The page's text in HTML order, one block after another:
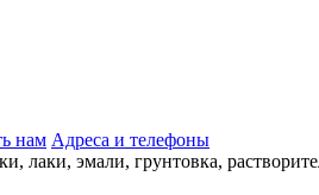
нам Адреса и телефоны